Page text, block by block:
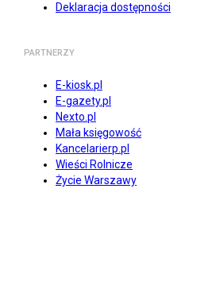
Deklaracja dostępności
PARTNERZY
E-kiosk.pl
E-gazety.pl
Nexto.pl
Mała księgowość
Kancelarierp.pl
Wieści Rolnicze
Życie Warszawy